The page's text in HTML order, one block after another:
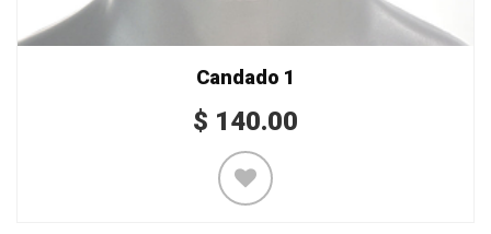
Candado 1
$ 140.00